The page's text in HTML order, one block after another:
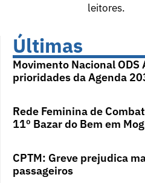
leitores.
Últimas
Movimento Nacional
prioridades da Agenda
Rede Feminina de
11º Bazar do Bem em
CPTM: Greve prejudica
passageiros